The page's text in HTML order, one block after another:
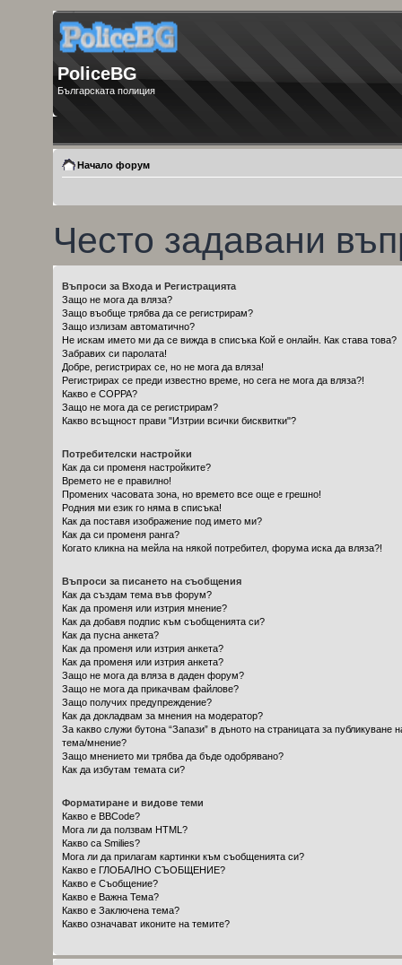
PoliceBG
Българската полиция
Начало форум
Често задавани
Въпроси за Входа и Регистрацията
Защо не мога да вляза?
Защо въобще трябва да се регистрирам?
Защо излизам автоматично?
Не искам името ми да се вижда в списъка Кой е онлайн. Как става това?
Забравих си паролата!
Добре, регистрирах се, но не мога да вляза!
Регистрирах се преди известно време, но сега не мога да вляза?!
Какво е COPPA?
Защо не мога да се регистрирам?
Какво всъщност прави "Изтрии всички бисквитки"?
Потребителски настройки
Как да си променя настройките?
Времето не е правилно!
Промених часовата зона, но времето все още е грешно!
Родния ми език го няма в списъка!
Как да поставя изображение под името ми?
Как да си променя ранга?
Когато кликна на мейла на някой потребител, форума иска да вляза?!
Въпроси за писането на съобщения
Как да създам тема във форум?
Как да променя или изтрия мнение?
Как да добавя подпис към съобщенията си?
Как да пусна анкета?
Как да променя или изтрия анкета?
Как да променя или изтрия анкета?
Защо не мога да вляза в даден форум?
Защо не мога да прикачвам файлове?
Защо получих предупреждение?
Как да докладвам за мнения на модератор?
За какво служи бутона “Запази” в дъното на страницата за публикуване
тема/мнение?
Защо мнението ми трябва да бъде одобрявано?
Как да избутам темата си?
Форматиране и видове теми
Какво е BBCode?
Мога ли да ползвам HTML?
Какво са Smilies?
Мога ли да прилагам картинки към съобщенията си?
Какво е ГЛОБАЛНО СЪОБЩЕНИЕ?
Какво е Съобщение?
Какво е Важна Тема?
Какво е Заключена тема?
Какво означават иконите на темите?